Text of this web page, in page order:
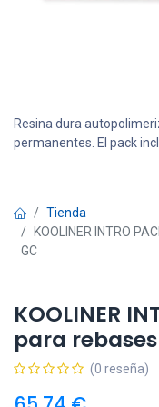
Resina dura
permanentes. El pack
Tienda
KOOLINER INTRO
GC
KOOLINER
para
(0 reseña)